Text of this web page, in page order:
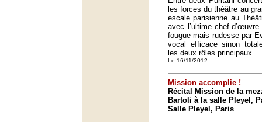
les forces du théâtre au
escale parisienne au
avec l’ultime chef-
fougue mais rudesse par
vocal efficace sinon
les deux rôles principaux.
Le 16/11/2012
Mission accomplie !
Récital Mission de la
Bartoli à la salle Pleyel,
Salle Pleyel, Paris